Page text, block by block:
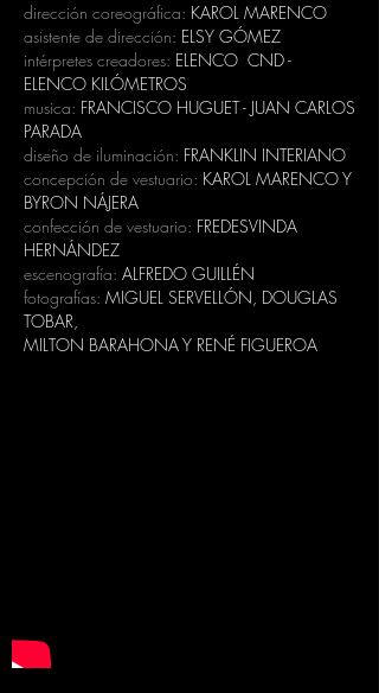
dirección coreográfica: KAROL MARENCO
asistente de dirección: ELSY GÓMEZ
intérpretes creadores: ELENCO CND -
ELENCO KILÓMETROS
musica: FRANCISCO HUGUET - JUAN CARLOS
PARADA
diseño de iluminación: FRANKLIN INTERIANO
concepción de vestuario: KAROL MARENCO Y
BYRON NÁJERA
confección de vestuario: FREDESVINDA
HERNÁNDEZ
escenografía: ALFREDO GUILLÉN
fotografías: MIGUEL SERVELLÓN, DOUGLAS
TOBAR,
MILTON BARAHONA Y RENÉ FIGUEROA